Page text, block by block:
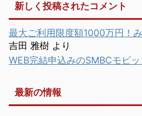
新しく投稿されたコメント
最大ご利用限度額1000万円！
吉田 雅樹 より
WEB完結申込みのSMBCモビッ
最新の情報